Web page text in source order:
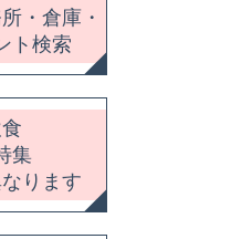
・倉庫・
ト検索
集
ります